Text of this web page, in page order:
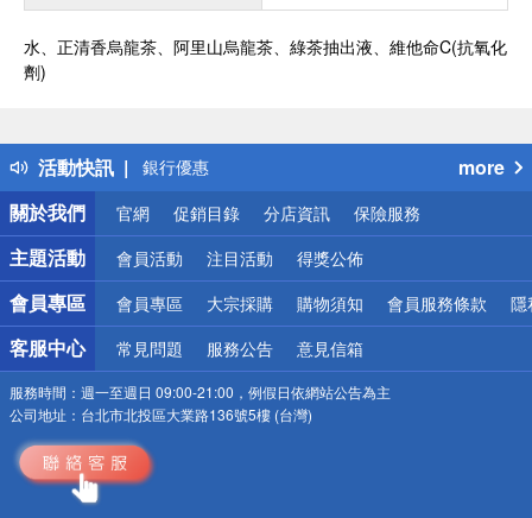
水、正清香烏龍茶、阿里山烏龍茶、綠茶抽出液、維他命C(抗氧化
劑)
活動快訊
熱門話題
銀行優惠
偏遠地區配送
詐騙網頁！請小心！
more
關於我們
官網 促銷目錄 分店資訊 保險服務
主題活動 會員活動 注目活動 得獎公佈
會員專區 會員專區 大宗採購 購物須知 會員服務條款 隱
客服中心 常見問題 服務公告 意見信箱
服務時間： 週一至週日 09:00-21:00，例假日依網站公告為主
公司地址： 台北市北投區大業路136號5樓 (台灣)